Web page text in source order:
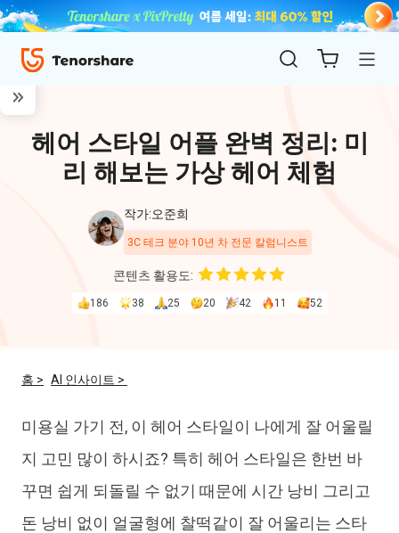
for iOS
iOS
iAnyGo
헤어 스타일 어플 완벽 정리: 미
리 해보는 가상 헤어 체험
작가:오준희
3C 테크 분야 10년 차 전문 칼럼니스트
콘텐츠 활용도:
186 38 25 20 42 11 52
홈 > AI 인사이트 >
미용실 가기 전, 이 헤어 스타일이 나에게 잘 어울릴
지 고민 많이 하시죠? 특히 헤어 스타일은 한번 바
꾸면 쉽게 되돌릴 수 없기 때문에 시간 낭비 그리고
돈 낭비 없이 얼굴형에 찰떡같이 잘 어울리는 스타